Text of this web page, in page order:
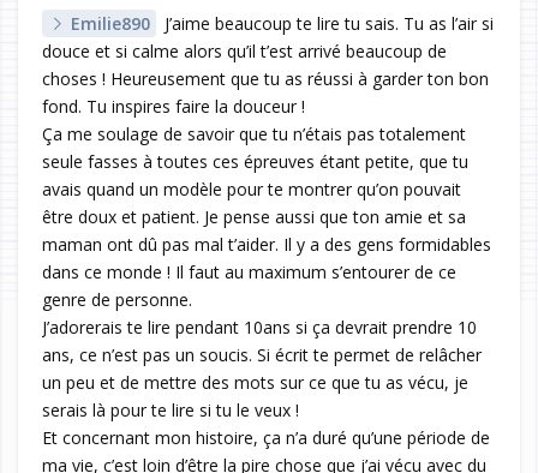
Emilie890
J’aime beaucoup te lire tu sais. Tu as l’air si
douce et si calme alors qu’il t’est arrivé beaucoup de
choses ! Heureusement que tu as réussi à garder ton bon
fond. Tu inspires faire la douceur !
Ça me soulage de savoir que tu n’étais pas totalement
seule fasses à toutes ces épreuves étant petite, que tu
avais quand un modèle pour te montrer qu’on pouvait
être doux et patient. Je pense aussi que ton amie et sa
maman ont dû pas mal t’aider. Il y a des gens formidables
dans ce monde ! Il faut au maximum s’entourer de ce
genre de personne.
J’adorerais te lire pendant 10ans si ça devrait prendre 10
ans, ce n’est pas un soucis. Si écrit te permet de relâcher
un peu et de mettre des mots sur ce que tu as vécu, je
serais là pour te lire si tu le veux !
Et concernant mon histoire, ça n’a duré qu’une période de
ma vie, c’est loin d’être la pire chose que j’ai vécu avec du